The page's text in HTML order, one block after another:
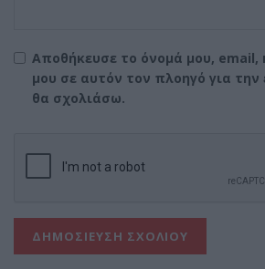
Αποθήκευσε το όνομά μου, email,
μου σε αυτόν τον πλοηγό για
θα σχολιάσω.